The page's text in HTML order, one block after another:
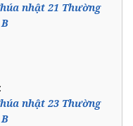
nhật 21 Thường
nhật 23 Thường